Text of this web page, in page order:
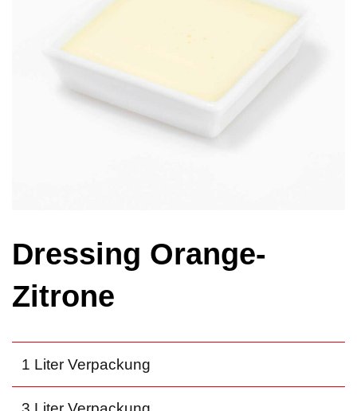
Dressing Orange-
Zitrone
1 Liter Verpackung